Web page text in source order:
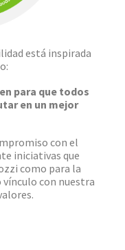
está inspirada
para que todos
en un mejor
con el
iniciativas que
como para la
con nuestra